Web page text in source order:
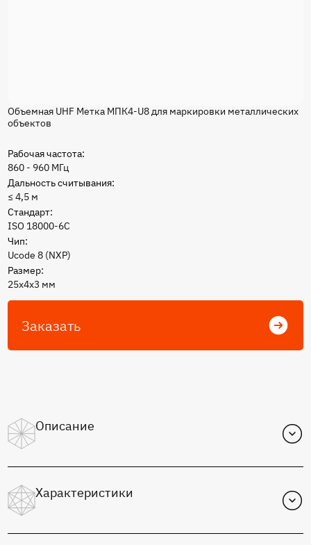
Объемная UHF Метка МПК4-U8 для маркировки металлических
объектов
Рабочая частота:
860 - 960 МГц
Дальность считывания:
≤ 4,5 м
Стандарт:
ISO 18000-6C
Чип:
Ucode 8 (NXP)
Размер:
25х4х3 мм
Заказать
Описание
металлических объектов
Характеристики